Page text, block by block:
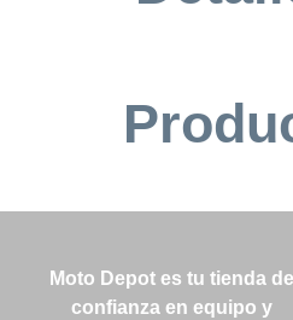
Moto Depot es tu tienda de
confianza en equipo y